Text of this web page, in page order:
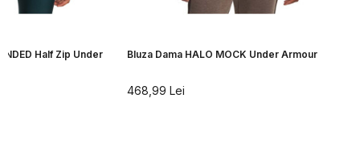
Half Zip Under Bluza Dama HALO MOCK Under Armour
468,99 Lei